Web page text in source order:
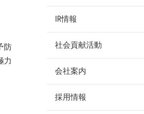
防
力
IR情報
社会貢献活動
会社案内
採用情報